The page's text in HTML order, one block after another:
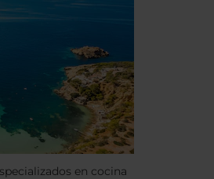
en cocina